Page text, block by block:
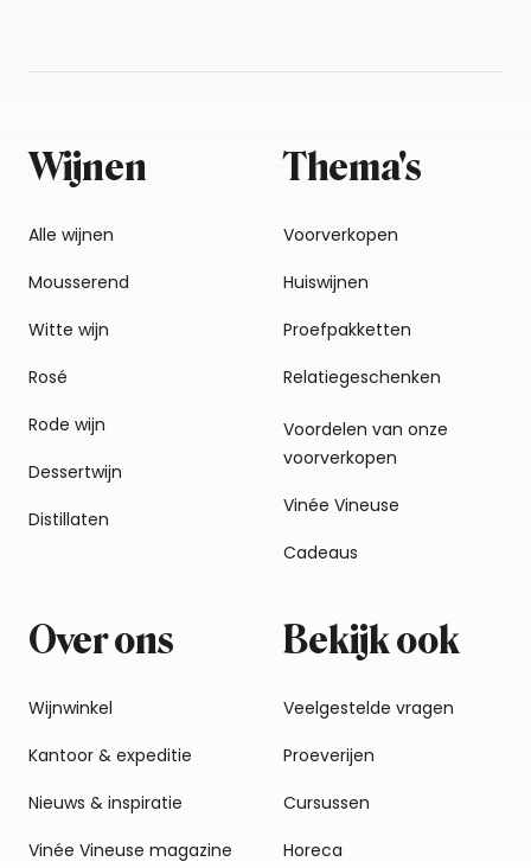
Wijnen
Alle wijnen
Mousserend
Witte wijn
Rosé
Rode wijn
Dessertwijn
Distillaten
Thema's
Voorverkopen
Huiswijnen
Proefpakketten
Relatiegeschenken
Voordelen van onze
voorverkopen
Vinée Vineuse
Cadeaus
Over ons
Wijnwinkel
Kantoor & expeditie
Nieuws & inspiratie
Vinée Vineuse magazine
Bekijk ook
Veelgestelde vragen
Proeverijen
Cursussen
Horeca